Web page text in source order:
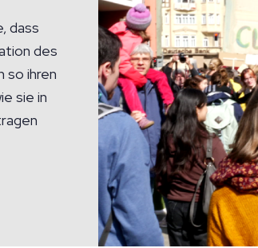
dass
des
so ihren
sie in